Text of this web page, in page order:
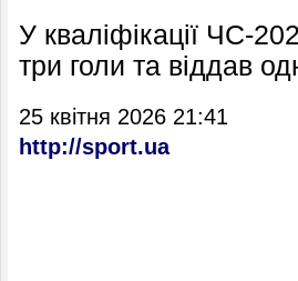
У кваліфікації ЧС-
три голи та віддав
25 квітня 2026 21:41
http://sport.ua